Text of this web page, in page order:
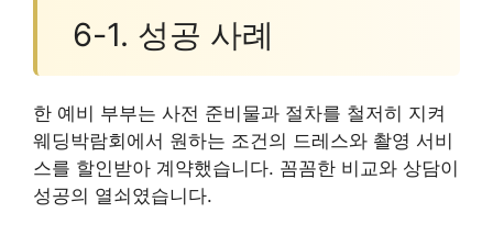
6-1. 성공 사례
한 예비 부부는 사전 준비물과 절차를 철저히 지켜
웨딩박람회에서 원하는 조건의 드레스와 촬영 서비
스를 할인받아 계약했습니다. 꼼꼼한 비교와 상담이
성공의 열쇠였습니다.